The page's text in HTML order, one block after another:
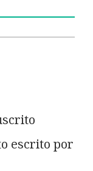
escrito por